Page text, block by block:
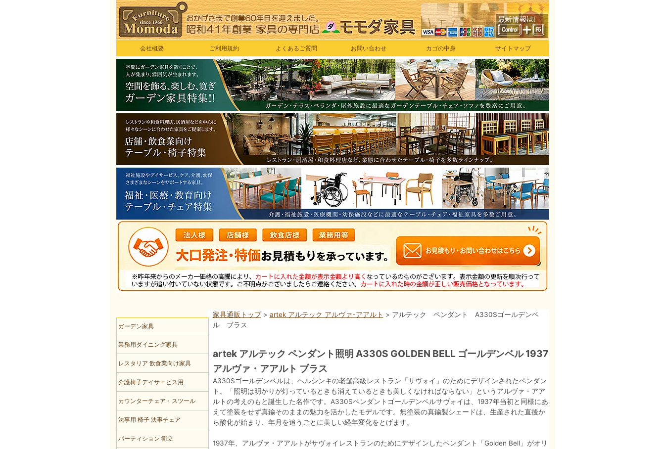
会社概要 ご利用規約 よくあるご質問 お問い合わせ カゴの中身 サイトマップ
家具通販トップ> artek アルテック アルヴァ･アアルト > アルテック ペンダント A330Sゴールデンベ
ル ブラス
artek アルテック ペンダント照明 A330S GOLDEN BELL ゴールデンベル 1937
アルヴァ・アアルト ブラス
A330Sゴールデンベルは、ヘルシンキの老舗高級レストラン「サヴォイ」のためにデザインされたペンダン
ト。「照明は明かりが灯っているときも消えているときも美しくなければならない」というアルヴァ・アア
ルトの考えのもと誕生した名作です。A330Sペンダントゴールデンベルサヴォイは、1937年当初と同様にあ
えて塗装をせず真鍮そのままの魅力を活かしたモデルです。無塗装の真鍮製シェードは、生産された直後か
ら酸化が始まり、年月を追うごとに美しい経年変化をとげます。
1937年、アルヴァ・アアルトがサヴォイレストランのためにデザインしたペンダント「Golden Bell」がオリ
ガーデン家具
業務用ダイニング家具
レスタリア 飲食業向け家具
介護椅子デイサービス用
カウンターチェア・スツール
法事用 椅子 法事チェア
パーティション 衝立